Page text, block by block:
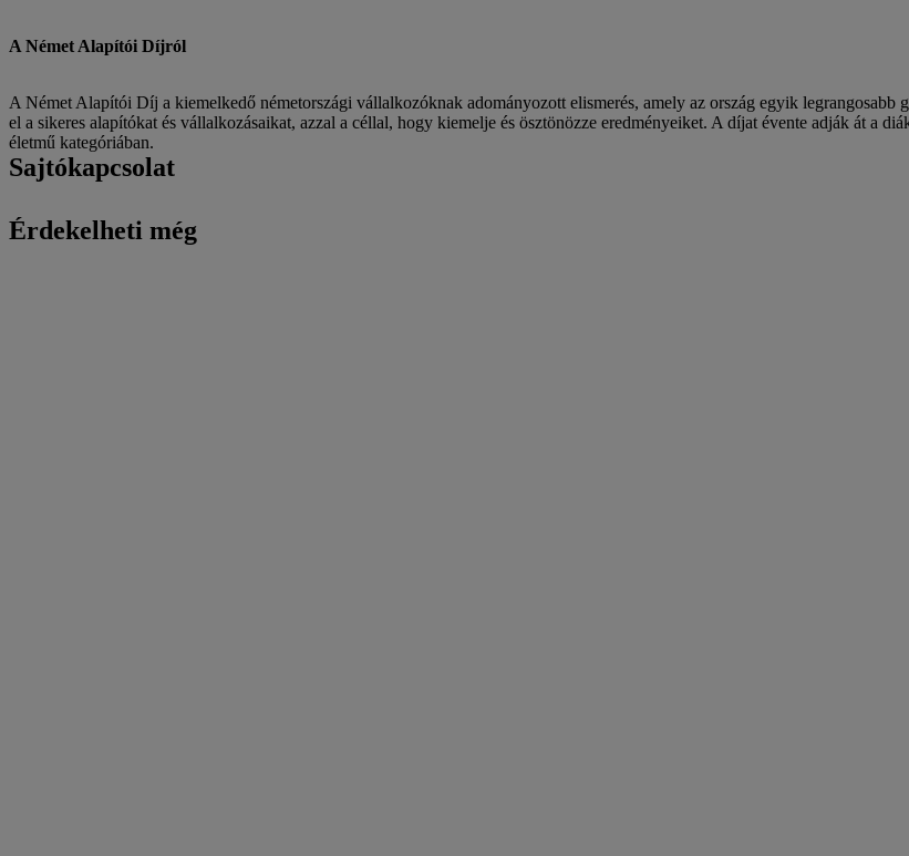
A Német Alapítói Díjról
A Német Alapítói Díj a kiemelkedő németországi vállalkozóknak adományozott elismerés, amely az ország egyik legrangosabb
el a sikeres alapítókat és vállalkozásaikat, azzal a céllal, hogy kiemelje és ösztönözze eredményeiket. A díjat évente adják át a
életmű kategóriában.
Sajtókapcsolat
Érdekelheti még